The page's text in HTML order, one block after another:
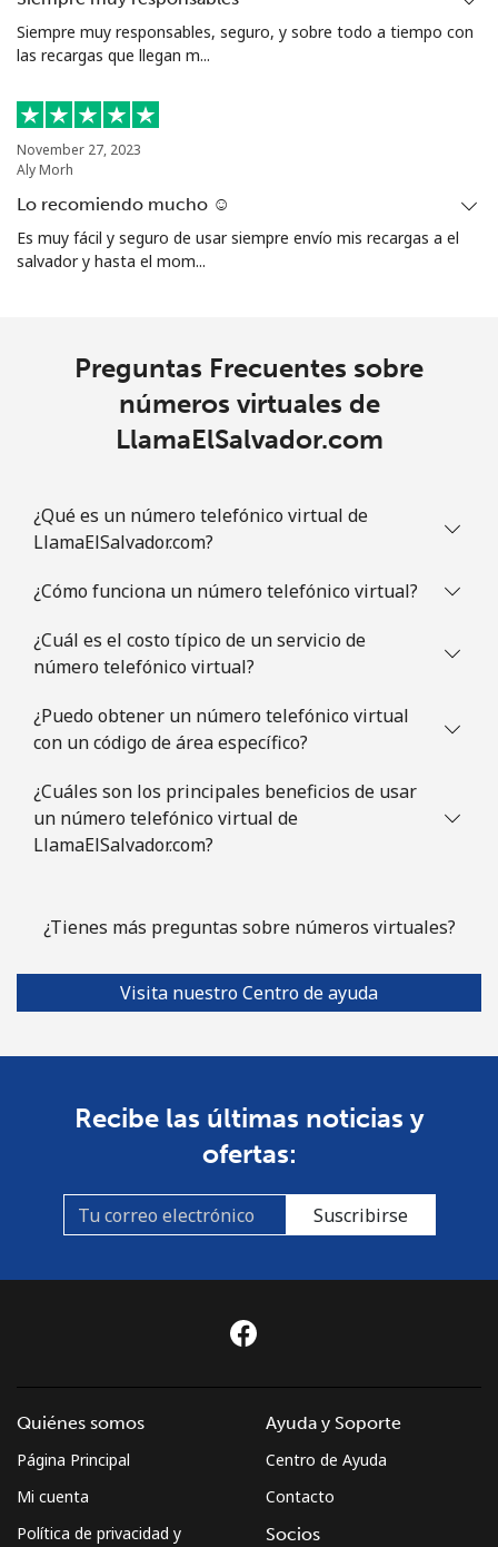
Siempre muy responsables, seguro, y sobre todo a tiempo con
las recargas que llegan m...
November 27, 2023
Aly Morh
Lo recomiendo mucho ☺️
Es muy fácil y seguro de usar siempre envío mis recargas a el
salvador y hasta el mom...
Preguntas Frecuentes sobre
números virtuales de
LlamaElSalvador.com
¿Qué es un número telefónico virtual de
LlamaElSalvador.com?
¿Cómo funciona un número telefónico virtual?
¿Cuál es el costo típico de un servicio de
número telefónico virtual?
¿Puedo obtener un número telefónico virtual
con un código de área específico?
¿Cuáles son los principales beneficios de usar
un número telefónico virtual de
LlamaElSalvador.com?
¿Tienes más preguntas sobre números virtuales?
Visita nuestro Centro de ayuda
Recibe las últimas noticias y
ofertas:
Suscribirse
Quiénes somos
Página Principal
Mi cuenta
Política de privacidad y
Ayuda y Soporte
Centro de Ayuda
Contacto
Socios